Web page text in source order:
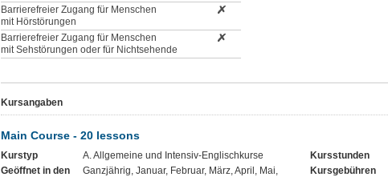
Barrierefreier Zugang für Menschen
mit Hörstörungen
Barrierefreier Zugang für Menschen
mit Sehstörungen oder für Nichtsehende
Kursangaben
Main Course - 20 lessons
Kurstyp
A. Allgemeine und Intensiv-Englischkurse
Geöffnet in den
Ganzjährig, Januar, Februar, März, April, Mai,
Kursstunden
Kursgebühren